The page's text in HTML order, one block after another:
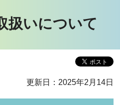
扱いについて
更新日：2025年2月14日